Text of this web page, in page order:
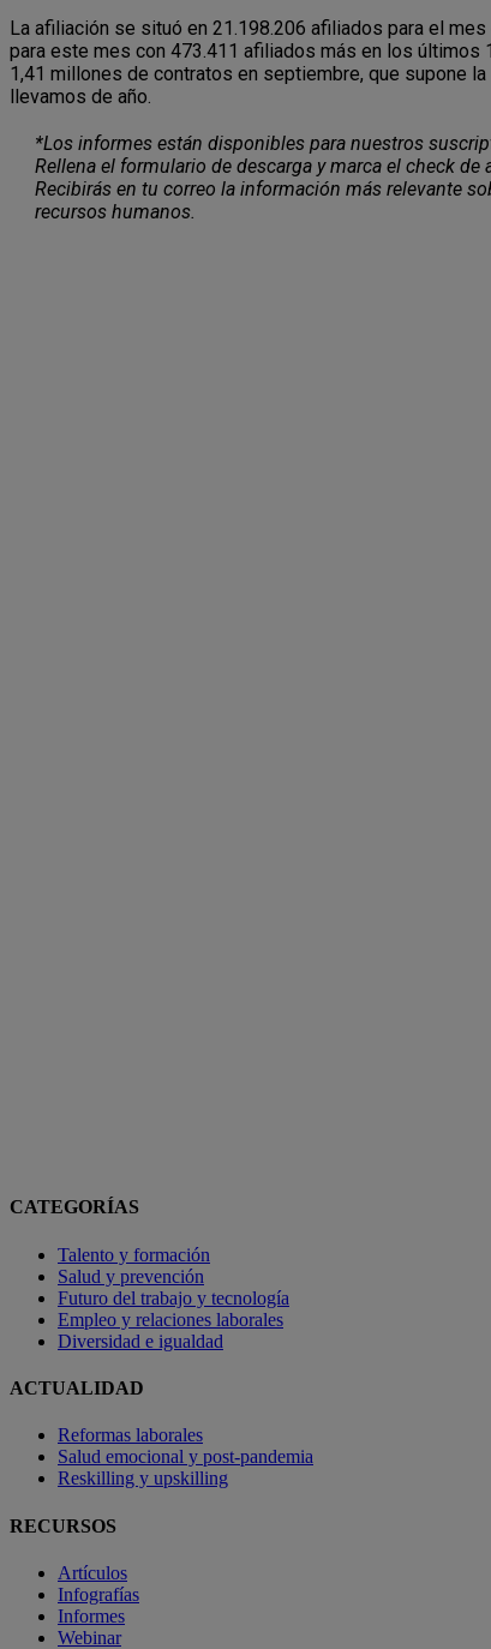
La afiliación se situó en 21.198.206 afiliados para el
para este mes con 473.411 afiliados más en los últimos
1,41 millones de contratos en septiembre, que supone
llevamos de año.
*Los informes están disponibles para nuestros
Rellena el formulario de descarga y marca el check de
Recibirás en tu correo la información más relevante
recursos humanos.
CATEGORÍAS
Talento y formación
Salud y prevención
Futuro del trabajo y tecnología
Empleo y relaciones laborales
Diversidad e igualdad
ACTUALIDAD
Reformas laborales
Salud emocional y post-pandemia
Reskilling y upskilling
RECURSOS
Artículos
Infografías
Informes
Webinar